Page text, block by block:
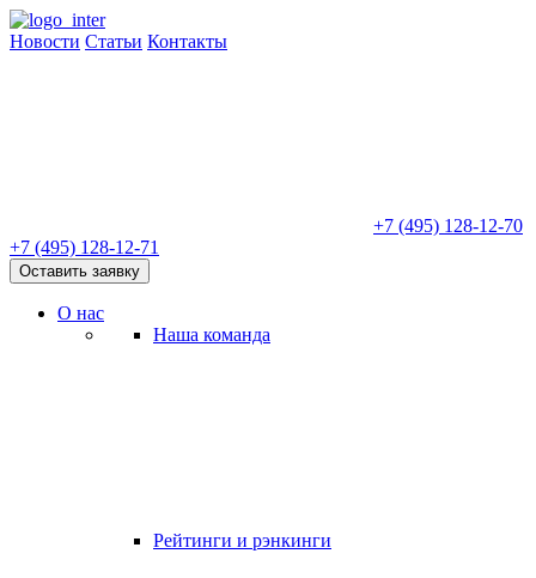
Новости Статьи Контакты
+7 (495) 128-12-70
+7 (495) 128-12-71
Оставить заявку
О нас
Наша команда
Рейтинги и рэнкинги